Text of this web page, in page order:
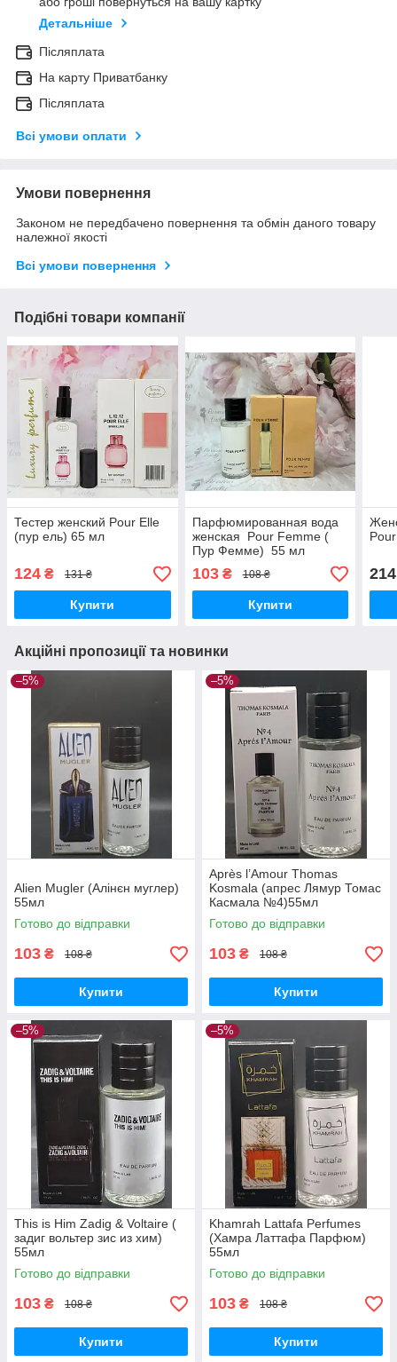
Детальніше
Післяплата
На карту Приватбанку
Післяплата
Всі умови оплати
Умови повернення
Законом не передбачено повернення та обмін даного товару
належної якості
Всі умови повернення
Подібні товари компанії
Тестер женский Pour Elle
(пур ель) 65 мл
124 ₴ 131 ₴
Купити
Парфюмированная вода
женская Pour Femme (
Пур Фемме) 55 мл
103₴ 108 ₴
Купити
214
Акційні пропозиції та новинки
–5%
Alien Mugler (Алінєн муглер)
55мл
Готово до відправки
103 ₴ 108 ₴
Купити
–5%
Après l’Amour Thomas
Kosmala (апрес Лямур Томас
Касмала №4)55мл
Готово до відправки
103 ₴ 108 ₴
Купити
–5%
This is Him Zadig & Voltaire (
задиг вольтер зис из хим)
55мл
Готово до відправки
103 ₴ 108 ₴
Купити
–5%
Khamrah Lattafa Perfumes
(Хамра Латтафа Парфюм)
55мл
Готово до відправки
103 ₴ 108 ₴
Купити